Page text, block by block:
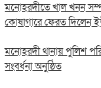
মনোহরদীতে খাল খনন
কোষাগারে ফেরত দিলেন
মনোহরদী থানায় পুলিশ
সংবর্ধনা অনুষ্ঠিত